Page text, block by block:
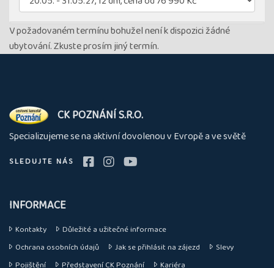
V požadovaném termínu bohužel není k dispozici žádné
ubytování. Zkuste prosím jiný termín.
O
nás
CK POZNÁNÍ S.R.O.
Specializujeme se na aktivní dovolenou v Evropě a ve světě
SLEDUJTE NÁS
INFORMACE
Kontakty
Důležité a užitečné informace
Ochrana osobních údajů
Jak se přihlásit na zájezd
Slevy
Pojištění
Představení CK Poznání Kariéra